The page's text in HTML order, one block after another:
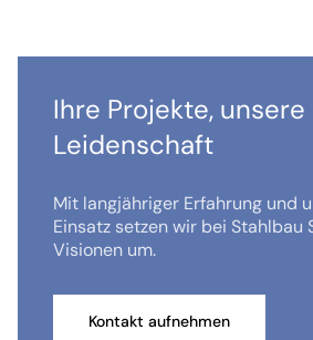
Ihre Projekte, unsere
Leidenschaft
Mit langjähriger Erfahrung und
Einsatz setzen wir bei Stahlbau
Visionen um.
Kontakt aufnehmen